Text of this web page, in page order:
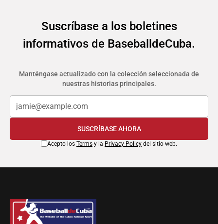
Suscríbase a los boletines
informativos de BaseballdeCuba.
Manténgase actualizado con la colección seleccionada de
nuestras historias principales.
SUSCRÍBASE AHORA
Acepto los Terms y la Privacy Policy del sitio web.